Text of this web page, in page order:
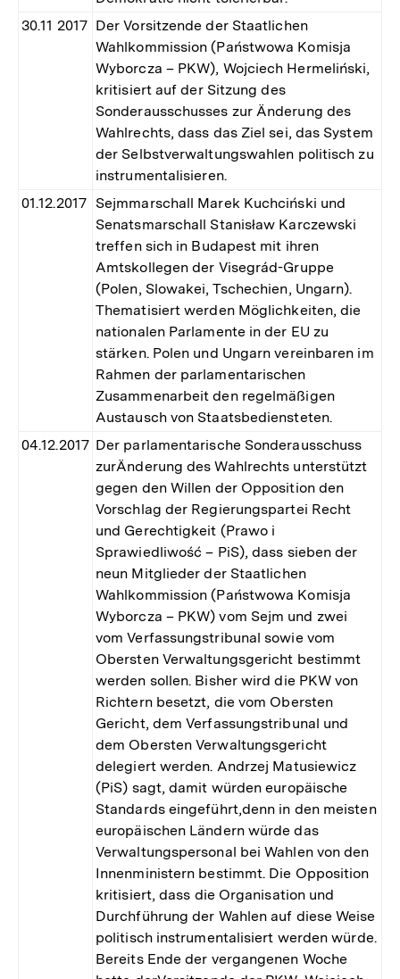
30.11 2017 Der Vorsitzende der Staatlichen
Wahlkommission (Państwowa Komisja
Wyborcza – PKW), Wojciech Hermeliński,
kritisiert auf der Sitzung des
Sonderausschusses zur Änderung des
Wahlrechts, dass das Ziel sei, das System
der Selbstverwaltungswahlen politisch zu
instrumentalisieren.
01.12.2017 Sejmmarschall Marek Kuchciński und
Senatsmarschall Stanisław Karczewski
treffen sich in Budapest mit ihren
Amtskollegen der Visegrád-Gruppe
(Polen, Slowakei, Tschechien, Ungarn).
Thematisiert werden Möglichkeiten, die
nationalen Parlamente in der EU zu
stärken. Polen und Ungarn vereinbaren im
Rahmen der parlamentarischen
Zusammenarbeit den regelmäßigen
Austausch von Staatsbediensteten.
04.12.2017 Der parlamentarische Sonderausschuss
zurÄnderung des Wahlrechts unterstützt
gegen den Willen der Opposition den
Vorschlag der Regierungspartei Recht
und Gerechtigkeit (Prawo i
Sprawiedliwość – PiS), dass sieben der
neun Mitglieder der Staatlichen
Wahlkommission (Państwowa Komisja
Wyborcza – PKW) vom Sejm und zwei
vom Verfassungstribunal sowie vom
Obersten Verwaltungsgericht bestimmt
werden sollen. Bisher wird die PKW von
Richtern besetzt, die vom Obersten
Gericht, dem Verfassungstribunal und
dem Obersten Verwaltungsgericht
delegiert werden. Andrzej Matusiewicz
(PiS) sagt, damit würden europäische
Standards eingeführt,denn in den meisten
europäischen Ländern würde das
Verwaltungspersonal bei Wahlen von den
Innenministern bestimmt. Die Opposition
kritisiert, dass die Organisation und
Durchführung der Wahlen auf diese Weise
politisch instrumentalisiert werden würde.
Bereits Ende der vergangenen Woche